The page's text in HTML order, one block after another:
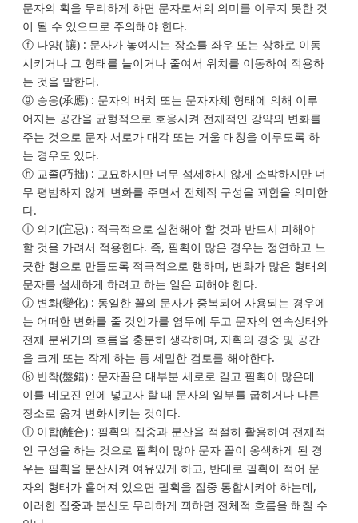
문자의 획을 무리하게 하면 문자로서의 의미를 이루지 못한 것
이 될 수 있으므로 주의해야 한다.
ⓕ 나양( 讓) : 문자가 놓여지는 장소를 좌우 또는 상하로 이동
시키거나 그 형태를 늘이거나 줄여서 위치를 이동하여 적용하
는 것을 말한다.
ⓖ 승응(承應) : 문자의 배치 또는 문자자체 형태에 의해 이루
어지는 공간을 균형적으로 호응시켜 전체적인 강약의 변화를
주는 것으로 문자 서로가 대각 또는 거울 대칭을 이루도록 하
는 경우도 있다.
ⓗ 교졸(巧拙) : 교묘하지만 너무 섬세하지 않게 소박하지만 너
무 평범하지 않게 변화를 주면서 전체적 구성을 꾀함을 의미한
다.
ⓘ 의기(宜忌) : 적극적으로 실천해야 할 것과 반드시 피해야
할 것을 가려서 적용한다. 즉, 필획이 많은 경우는 정연하고 느
긋한 형으로 만들도록 적극적으로 행하며, 변화가 많은 형태의
문자를 섬세하게 하려고 하는 일은 피해야 한다.
ⓙ 변화(變化) : 동일한 꼴의 문자가 중복되어 사용되는 경우에
는 어떠한 변화를 줄 것인가를 염두에 두고 문자의 연속상태와
전체 분위기의 흐름을 충분히 생각하며, 자획의 경중 및 공간
을 크게 또는 작게 하는 등 세밀한 검토를 해야한다.
ⓚ 반착(盤錯) : 문자꼴은 대부분 세로로 길고 필획이 많은데
이를 네모진 인에 넣고자 할 때 문자의 일부를 굽히거나 다른
장소로 옮겨 변화시키는 것이다.
ⓛ 이합(離合) : 필획의 집중과 분산을 적절히 활용하여 전체적
인 구성을 하는 것으로 필획이 많아 문자 꼴이 옹색하게 된 경
우는 필획을 분산시켜 여유있게 하고, 반대로 필획이 적어 문
자의 형태가 흩어져 있으면 필획을 집중 통합시켜야 하는데,
이러한 집중과 분산도 무리하게 꾀하면 전체적 흐름을 해칠 수